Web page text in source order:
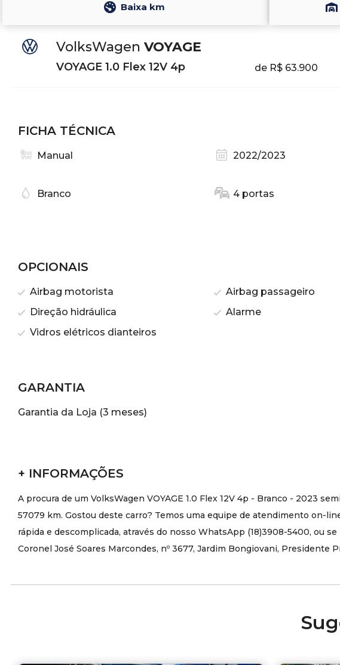
Baixa km
VolksWagen VOYAGE
VOYAGE 1.0 Flex 12V 4p de R$ 63.900
FICHA TÉCNICA
Manual 2022/2023
Branco 4 portas
OPCIONAIS
Airbag motorista Airbag passageiro
Direção hidráulica
Alarme
Vidros elétricos dianteiros
GARANTIA
Garantia da Loja (3 meses)
+ INFORMAÇÕES
A procura de um VolksWagen VOYAGE 1.0 Flex 12V 4p - Branco - 2023
57079 km. Gostou deste carro? Temos uma equipe de atendimento on-
rápida e descomplicada, através do nosso WhatsApp (18)3908-5400, ou
Coronel José Soares Marcondes, nº 3677, Jardim Bongiovani, Presidente